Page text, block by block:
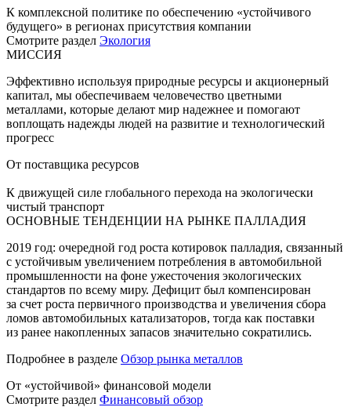
К комплексной политике по обеспечению «устойчивого
будущего» в регионах присутствия компании
Смотрите раздел Экология
МИССИЯ
Эффективно используя природные ресурсы и акционерный
капитал, мы обеспечиваем человечество цветными
металлами, которые делают мир надежнее и помогают
воплощать надежды людей на развитие и технологический
прогресс
От поставщика ресурсов
К движущей силе глобального перехода на экологически
чистый транспорт
ОСНОВНЫЕ ТЕНДЕНЦИИ НА РЫНКЕ ПАЛЛАДИЯ
2019 год: очередной год роста котировок палладия, связанный
с устойчивым увеличением потребления в автомобильной
промышленности на фоне ужесточения экологических
стандартов по всему миру. Дефицит был компенсирован
за счет роста первичного производства и увеличения сбора
ломов автомобильных катализаторов, тогда как поставки
из ранее накопленных запасов значительно сократились.
Подробнее в разделе Обзор рынка металлов
От «устойчивой» финансовой модели
Смотрите раздел Финансовый обзор